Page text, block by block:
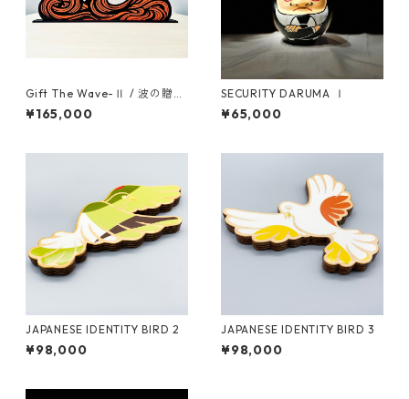
Gift The Wave-Ⅱ / 波の贈り
物-Ⅱ
¥165,000
SECURITY DARUMA Ⅰ
¥65,000
JAPANESE IDENTITY BIRD 2
¥98,000
JAPANESE IDENTITY BIRD 3
¥98,000